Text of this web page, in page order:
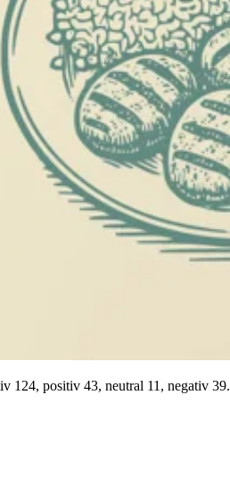
124, positiv 43, neutral 11, negativ 39.